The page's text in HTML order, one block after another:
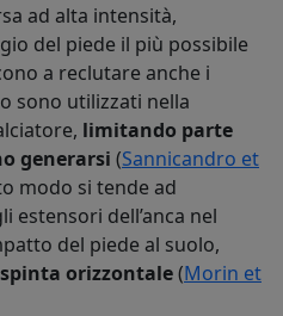
ad alta intensità,
del piede il più possibile
a reclutare anche i
sono utilizzati nella
limitando parte
generarsi (Sannicandro et
modo si tende ad
estensori dell’anca nel
del piede al suolo,
orizzontale(Morin et